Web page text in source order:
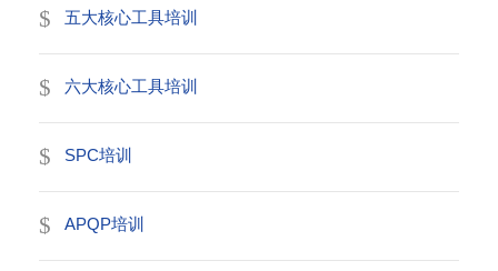
五大核心工具培训
六大核心工具培训
SPC培训
APQP培训